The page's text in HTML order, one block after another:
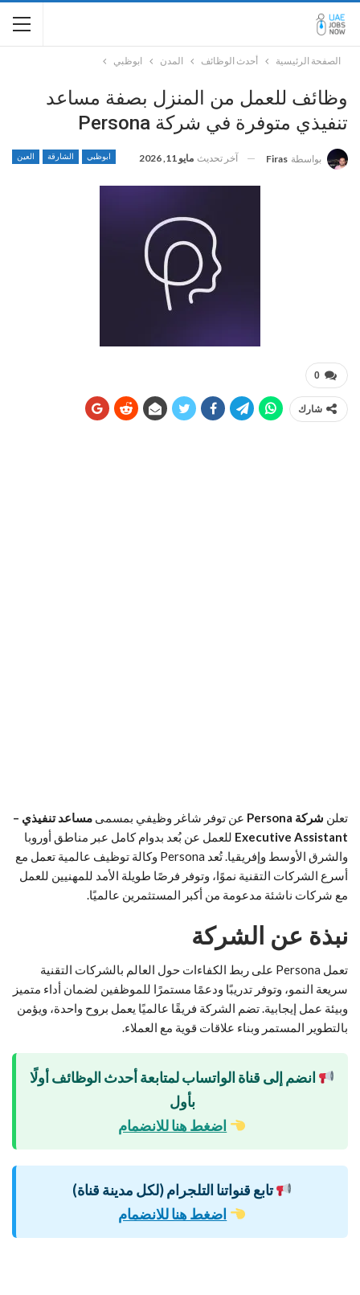
الصفحة الرئيسية أحدث الوظائف المدن ابوظبي
وظائف للعمل من المنزل بصفة مساعد
تنفيذي متوفرة في شركة Persona
ابوظبي الشارقة العين بواسطة Firas آخر تحديث مايو 11, 2026
0
شارك
تعلن شركة Persona عن توفر شاغر وظيفي بمسمى مساعد تنفيذي –
Executive Assistant للعمل عن بُعد بدوام كامل عبر مناطق أوروبا
والشرق الأوسط وإفريقيا. تُعد Persona وكالة توظيف عالمية تعمل مع
أسرع الشركات التقنية نموًا، وتوفر فرصًا طويلة الأمد للمهنيين للعمل
مع شركات ناشئة مدعومة من أكبر المستثمرين عالميًا.
نبذة عن الشركة
تعمل Persona على ربط الكفاءات حول العالم بالشركات التقنية
سريعة النمو، وتوفر تدريبًا ودعمًا مستمرًا للموظفين لضمان أداء متميز
وبيئة عمل إيجابية. تضم الشركة فريقًا عالميًا يعمل بروح واحدة، ويؤمن
بالتطوير المستمر وبناء علاقات قوية مع العملاء.
انضم إلى قناة الواتساب لمتابعة أحدث الوظائف أولًا
بأول
اضغط هنا للانضمام
تابع قنواتنا التلجرام (لكل مدينة قناة)
اضغط هنا للانضمام